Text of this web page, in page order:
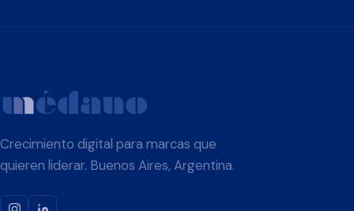
Crecimiento digital para marcas que
quieren liderar. Buenos Aires, Argentina.